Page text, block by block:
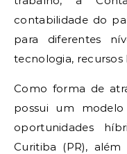
contabilidade do
para diferentes
tecnologia, recursos
Como forma de
possui um
oportunidades
Curitiba (PR), além